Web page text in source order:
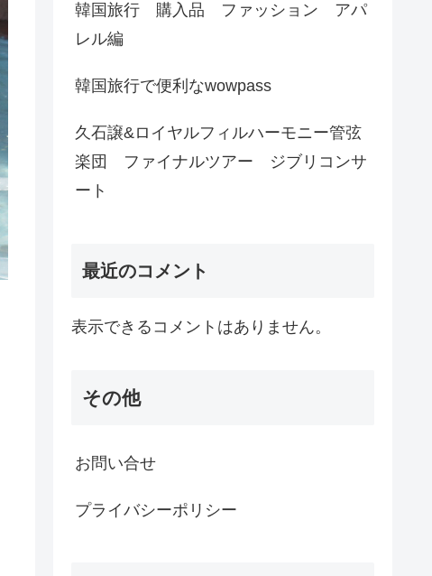
韓国旅行 購入品 ファッション アパ
レル編
韓国旅行で便利なwowpass
久石譲&ロイヤルフィルハーモニー管弦
楽団 ファイナルツアー ジブリコンサ
ート
最近のコメント
表示できるコメントはありません。
その他
お問い合せ
プライバシーポリシー